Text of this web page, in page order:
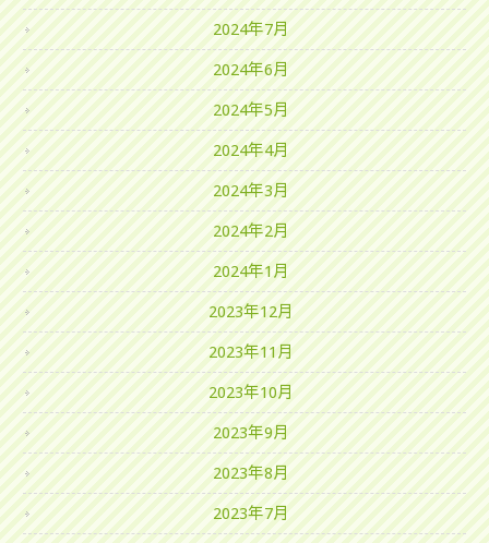
2024年7月
2024年6月
2024年5月
2024年4月
2024年3月
2024年2月
2024年1月
2023年12月
2023年11月
2023年10月
2023年9月
2023年8月
2023年7月